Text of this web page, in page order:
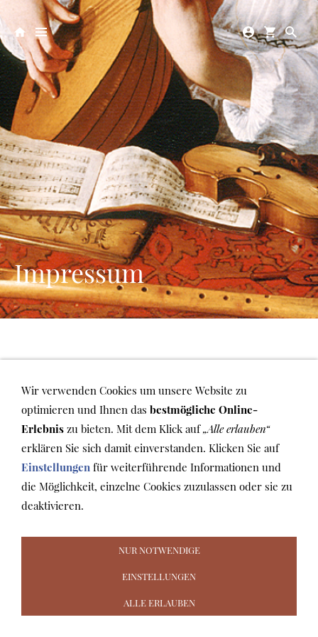
Impressum
ANBIETERKENNZEICHNUNG
Betreiber und Inhaber dieser Website ist:
Ekkehart Stegmiller Historische Musikinstrumente
Mozartstr. 1
89231 Neu-Ulm
Telefon: 0731 721158
E-Mail:stegmiller@t-online.de
DATENSCHUTZ
IMPRESSUM
Wir verwenden Cookies um unsere Website zu
optimieren und Ihnen das bestmögliche Online-
Erlebnis zu bieten. Mit dem Klick auf„Alle erlauben“
erklären Sie sich damit einverstanden. Klicken Sie auf
Einstellungen für weiterführende Informationen und
die Möglichkeit, einzelne Cookies zuzulassen oder sie zu
deaktivieren.
NUR NOTWENDIGE
EINSTELLUNGEN
ALLE ERLAUBEN